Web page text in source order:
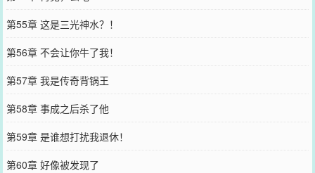
第55章 这是三光神水？！
第56章 不会让你牛了我！
第57章 我是传奇背锅王
第58章 事成之后杀了他
第59章 是谁想打扰我退休！
第60章 好像被发现了